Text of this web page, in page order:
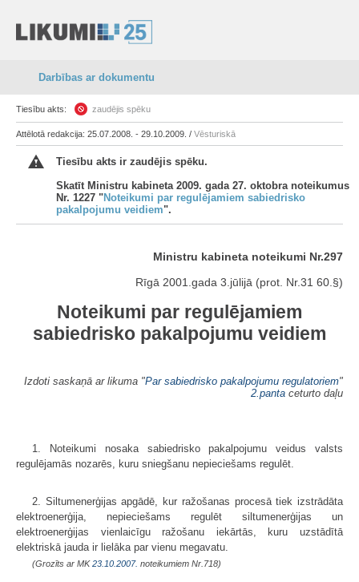
Darbības ar dokumentu
Tiesību akts: zaudējis spēku
Attēlotā redakcija: 25.07.2008. - 29.10.2009. / Vēsturiskā
Tiesību akts ir zaudējis spēku.
Skatīt Ministru kabineta 2009. gada 27. oktobra noteikumus
Nr. 1227 "Noteikumi par regulējamiem sabiedrisko
pakalpojumu veidiem".
Ministru kabineta noteikumi Nr.297
Rīgā 2001.gada 3.jūlijā (prot. Nr.31 60.§)
Noteikumi par regulējamiem
sabiedrisko pakalpojumu veidiem
Izdoti saskaņā ar likuma "Par sabiedrisko pakalpojumu regulatoriem"
2.panta ceturto daļu
1. Noteikumi nosaka sabiedrisko pakalpojumu veidus valsts
regulējamās nozarēs, kuru sniegšanu nepieciešams regulēt.
2. Siltumenerģijas apgādē, kur ražošanas procesā tiek izstrādāta
elektroenerģija, nepieciešams regulēt siltumenerģijas un
elektroenerģijas vienlaicīgu ražošanu iekārtās, kuru uzstādītā
elektriskā jauda ir lielāka par vienu megavatu.
(Grozīts ar MK23.10.2007. noteikumiem Nr.718)